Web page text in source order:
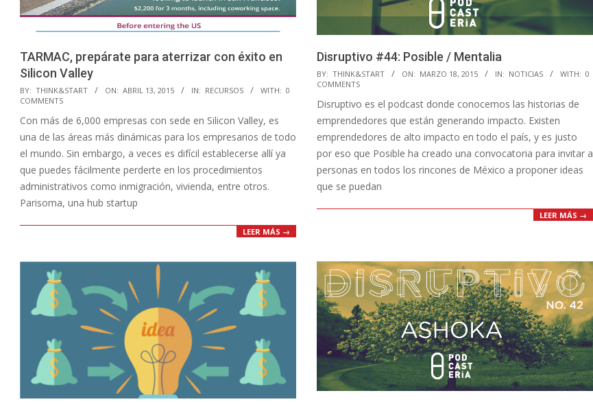
TARMAC, prepárate para aterrizar con éxito en
Silicon Valley
2015-
04-
13
BY: THINK&START ON: ABRIL 13, 2015 IN: RECURSOS WITH: 0
COMMENTS
Con más de 6,000 empresas con sede en Silicon Valley, es
una de las áreas más dinámicas para los empresarios de todo
el mundo. Sin embargo, a veces es difícil establecerse allí ya
que puedes fácilmente perderte en los procedimientos
administrativos como inmigración, vivienda, entre otros.
Parisoma, una hub startup
LEER MÁS →
Disruptivo #44: Posible / Mentalia
2015-
03-
18
BY: THINK&START ON: MARZO 18, 2015 IN: NOTICIAS WITH: 0
COMMENTS
Disruptivo es el podcast donde conocemos las historias de
emprendedores que están generando impacto. Existen
emprendedores de alto impacto en todo el país, y es justo
por eso que Posible ha creado una convocatoria para invitar a
personas en todos los rincones de México a proponer ideas
que se puedan
LEER MÁS →